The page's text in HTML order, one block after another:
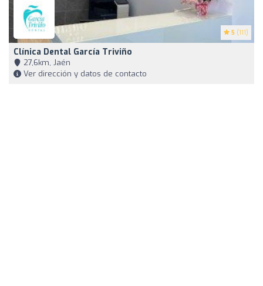
5 (111)
Clínica Dental García Triviño
27,6km, Jaén
Ver dirección y datos de contacto